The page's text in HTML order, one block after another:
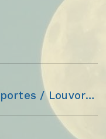
JORNAL FATOS DO DIA / Esportes / Louvores